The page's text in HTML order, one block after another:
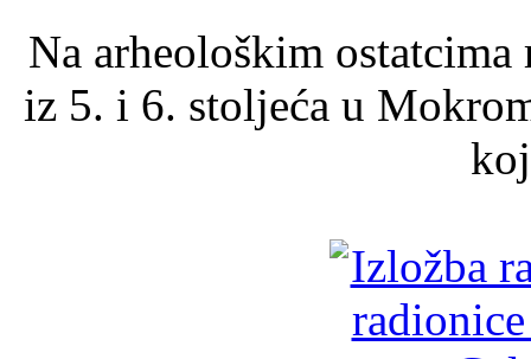
Na arheološkim
iz 5. i 6. stoljeća u